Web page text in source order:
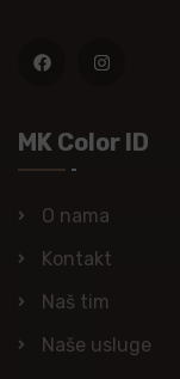
MK Color ID
O nama
Kontakt
Naš tim
Naše usluge